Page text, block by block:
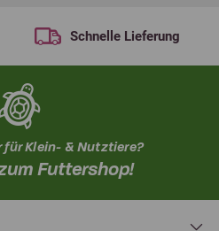
Schnelle Lieferung
für Klein- & Nutztiere?
Futtershop!